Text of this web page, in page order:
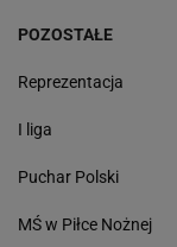
POZOSTAŁE
Reprezentacja
I liga
Puchar Polski
MŚ w Piłce Nożnej